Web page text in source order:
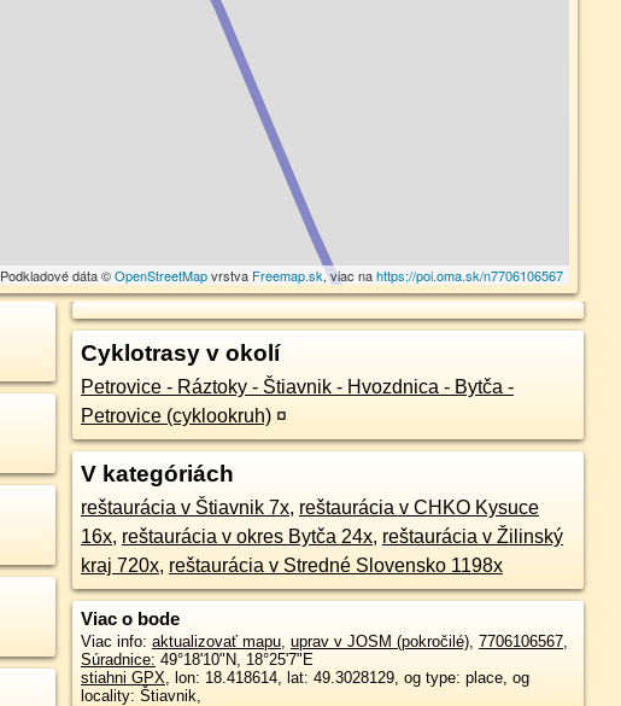
Podkladové dáta ©OpenStreetMapvrstva Freemap.sk, viac nahttps://poi.oma.sk/n7706106567
Cyklotrasy v okolí
Petrovice - Ráztoky - Štiavnik - Hvozdnica - Bytča -
Petrovice (cyklookruh) ¤
V kategóriách
reštaurácia v Štiavnik 7x, reštaurácia v CHKO Kysuce
16x, reštaurácia v okres Bytča 24x, reštaurácia v Žilinský
kraj 720x, reštaurácia v Stredné Slovensko 1198x
Viac o bode
Viac info: aktualizovať mapu, uprav v JOSM (pokročilé), 7706106567,
Súradnice: 49°18'10"N, 18°25'7"E
stiahni GPX, lon: 18.418614, lat: 49.3028129, og type: place, og
locality: Štiavnik,